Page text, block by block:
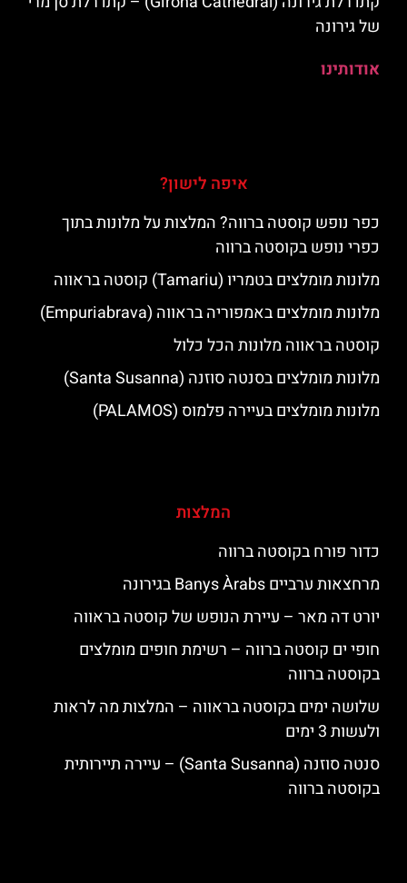
של גירונה
אודותינו
איפה לישון?
כפר נופש קוסטה ברווה? המלצות על מלונות בתוך
כפרי נופש בקוסטה ברווה
מלונות מומלצים בטמריו (Tamariu) קוסטה בראווה
מלונות מומלצים באמפוריה בראווה (Empuriabrava)
קוסטה בראווה מלונות הכל כלול
מלונות מומלצים בסנטה סוזנה (Santa Susanna)
מלונות מומלצים בעיירה פלמוס (PALAMOS)
המלצות
כדור פורח בקוסטה ברווה
מרחצאות ערביים Banys Àrabs בגירונה
יורט דה מאר – עיירת הנופש של קוסטה בראווה
חופי ים קוסטה ברווה – רשימת חופים מומלצים
בקוסטה ברווה
שלושה ימים בקוסטה בראווה – המלצות מה לראות
ולעשות 3 ימים
סנטה סוזנה (Santa Susanna) – עיירה תיירותית
בקוסטה ברווה